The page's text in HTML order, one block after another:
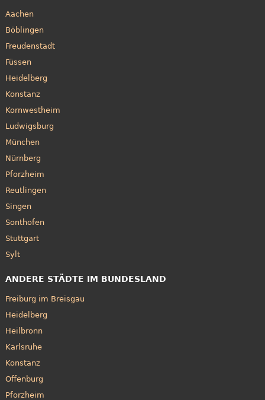
Aachen
Böblingen
Freudenstadt
Füssen
Heidelberg
Konstanz
Kornwestheim
Ludwigsburg
München
Nürnberg
Pforzheim
Reutlingen
Singen
Sonthofen
Stuttgart
Sylt
ANDERE STÄDTE IM BUNDESLAND
Freiburg im Breisgau
Heidelberg
Heilbronn
Karlsruhe
Konstanz
Offenburg
Pforzheim